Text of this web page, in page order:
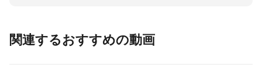
2012年 - 2014年 湘南ベルマーレフットサルクラブ 監
関連するおすすめの動画